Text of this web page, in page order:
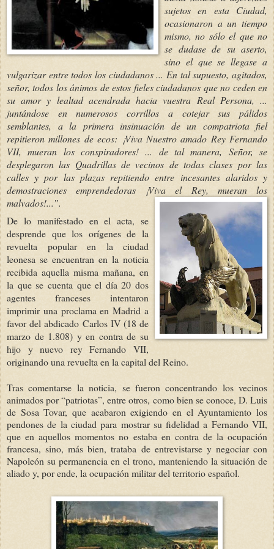
sujetos en esta Ciudad,
ocasionaron a un tiempo
mismo, no sólo el que no
se dudase de su aserto,
sino el que se llegase a
vulgarizar entre todos los ciudadanos ... En tal supuesto, agitados,
señor, todos los ánimos de estos fieles ciudadanos que no ceden en
su amor y lealtad acendrada hacia vuestra Real Persona, ...
juntándose en numerosos corrillos a cotejar sus pálidos
semblantes, a la primera insinuación de un compatriota fiel
repitieron millones de ecos: ¡Viva Nuestro amado Rey Fernando
VII, mueran los conspiradores! ... de tal manera, Señor, se
desplegaron las Quadrillas de vecinos de todas clases por las
calles y por las plazas repitiendo entre incesantes alaridos y
demostraciones emprendedoras ¡Viva el Rey, mueran los
malvados!...”.
De lo manifestadoen el acta, se
desprende que los orígenes de la
revuelta popular en la ciudad
leonesa se encuentran en la noticia
recibida aquella misma mañana, en
la que se cuenta que el día 20 dos
agentes franceses intentaron
imprimir una proclama en Madrid a
favor del abdicado Carlos IV (18 de
marzo de 1.808) y en contra de su
hijo y nuevo rey Fernando VII,
originando una revuelta en la capital del Reino.
Tras comentarse la noticia, se fueron concentrando los vecinos
animados por “patriotas”, entre otros, como bien se conoce, D. Luis
de Sosa Tovar, que acabaron exigiendo en el Ayuntamiento los
pendones de la ciudad para mostrar su fidelidad a Fernando VII,
que en aquellos momentos no estaba en contra de la ocupación
francesa, sino, más bien, trataba de entrevistarse y negociar con
Napoleón su permanencia en el trono, manteniendo la situación de
aliado y, por ende, la ocupación militar del territorio español.